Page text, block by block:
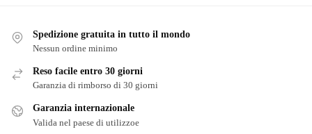
Spedizione gratuita in tutto il mondo
Nessun ordine minimo
Reso facile entro 30 giorni
Garanzia di rimborso di 30 giorni
Garanzia internazionale
Valida nel paese di utilizzoe